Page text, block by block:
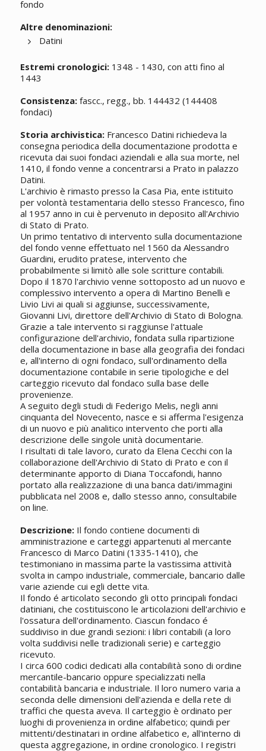
fondo
Altre denominazioni:
Datini
Estremi cronologici:1348 - 1430, con atti fino al
1443
Consistenza:fascc., regg., bb. 144432 (144408
fondaci)
Storia archivistica:Francesco Datini richiedeva la
consegna periodica della documentazione prodotta e
ricevuta dai suoi fondaci aziendali e alla sua morte, nel
1410, il fondo venne a concentrarsi a Prato in palazzo
Datini.
L'archivio è rimasto presso la Casa Pia, ente istituito
per volontà testamentaria dello stesso Francesco, fino
al 1957 anno in cui è pervenuto in deposito all'Archivio
di Stato di Prato.
Un primo tentativo di intervento sulla documentazione
del fondo venne effettuato nel 1560 da Alessandro
Guardini, erudito pratese, intervento che
probabilmente si limitò alle sole scritture contabili.
Dopo il 1870 l'archivio venne sottoposto ad un nuovo e
complessivo intervento a opera di Martino Benelli e
Livio Livi ai quali si aggiunse, successivamente,
Giovanni Livi, direttore dell'Archivio di Stato di Bologna.
Grazie a tale intervento si raggiunse l'attuale
configurazione dell'archivio, fondata sulla ripartizione
della documentazione in base alla geografia dei fondaci
e, all'interno di ogni fondaco, sull'ordinamento della
documentazione contabile in serie tipologiche e del
carteggio ricevuto dal fondaco sulla base delle
provenienze.
A seguito degli studi di Federigo Melis, negli anni
cinquanta del Novecento, nasce e si afferma l'esigenza
di un nuovo e più analitico intervento che porti alla
descrizione delle singole unità documentarie.
I risultati di tale lavoro, curato da Elena Cecchi con la
collaborazione dell'Archivio di Stato di Prato e con il
determinante apporto di Diana Toccafondi, hanno
portato alla realizzazione di una banca dati/immagini
pubblicata nel 2008 e, dallo stesso anno, consultabile
on line.
Descrizione:Il fondo contiene documenti di
amministrazione e carteggi appartenuti al mercante
Francesco di Marco Datini (1335-1410), che
testimoniano in massima parte la vastissima attività
svolta in campo industriale, commerciale, bancario dalle
varie aziende cui egli dette vita.
Il fondo é articolato secondo gli otto principali fondaci
datiniani, che costituiscono le articolazioni dell'archivio e
l'ossatura dell'ordinamento. Ciascun fondaco é
suddiviso in due grandi sezioni: i libri contabili (a loro
volta suddivisi nelle tradizionali serie) e carteggio
ricevuto.
I circa 600 codici dedicati alla contabilità sono di ordine
mercantile-bancario oppure specializzati nella
contabilità bancaria e industriale. Il loro numero varia a
seconda delle dimensioni dell'azienda e della rete di
traffici che questa aveva. Il carteggio è ordinato per
luoghi di provenienza in ordine alfabetico; quindi per
mittenti/destinatari in ordine alfabetico e, all'interno di
questa aggregazione, in ordine cronologico. I registri